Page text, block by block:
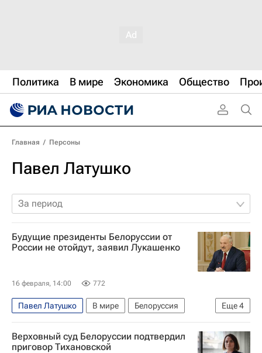
Политика В мире Экономика Общество
Главная / Персоны
Павел Латушко
За период
Будущие президенты Белоруссии от
России не отойдут, заявил Лукашенко
16 февраля, 14:00 772
Еще4
Павел Латушко В мире
Белоруссия
Россия
Польша
Александр Лукашенко
Сергей Глазьев
Верховный суд Белоруссии подтвердил
приговор Тихановской